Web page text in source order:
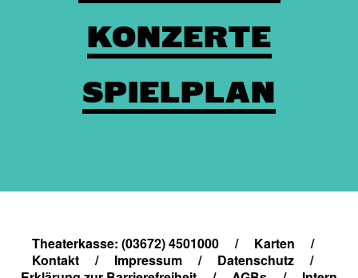
KONZERTE
SPIELPLAN
Theaterkasse: (03672) 4501000 / Karten
/
Kontakt
/ Impressum / Datenschutz
/